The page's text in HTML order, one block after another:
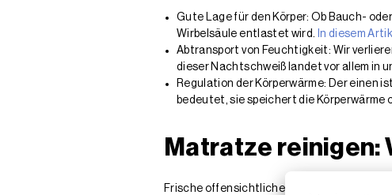
Gute Lage für den Körper: Ob Bauch-
Wirbelsäule entlastet wird.
In diesem
Abtransport von Feuchtigkeit: Wir
dieser Nachtschweiß landet vor allem in
Regulation der Körperwärme: Der einen
bedeutet, sie speichert die Körperwärme
Matratze reinigen:
Frische offensichtliche Flecken solltest Du